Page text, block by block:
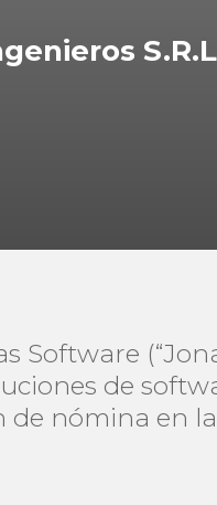
Software
de
de nómina en